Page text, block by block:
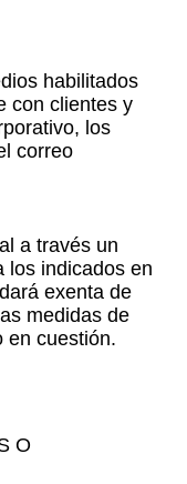
habilitados
con clientes y
los
correo
a través un
los indicados en
exenta de
medidas de
en cuestión.
O